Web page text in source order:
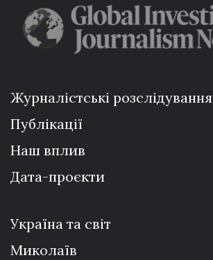
Журналістські розслідування
Публікації
Наш вплив
Дата-проєкти
Україна та світ
Миколаїв